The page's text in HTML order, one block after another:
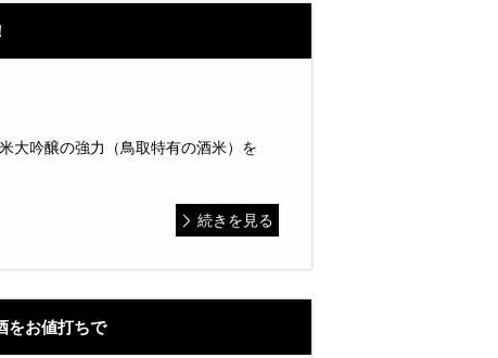
大吟醸の強力（鳥取特有の酒米）を
続きを見る
をお値打ちで